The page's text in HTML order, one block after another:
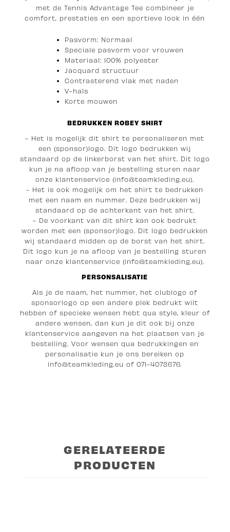
met de Tennis Advantage Tee combineer je
comfort, prestaties en een sportieve look in één
Pasvorm: Normaal
Speciale pasvorm voor vrouwen
Materiaal: 100% polyester
Jacquard structuur
Contrasterend vlak met naden
V-hals
Korte mouwen
BEDRUKKEN ROBEY SHIRT
- Het is mogelijk dit shirt te personaliseren met
een (sponsor)logo. Dit logo bedrukken wij
standaard op de linkerborst van het shirt. Dit logo
kun je na afloop van je bestelling sturen naar
onze klantenservice (info@teamkleding.eu).
- Het is ook mogelijk om het shirt te bedrukken
met een naam en nummer. Deze bedrukken wij
standaard op de achterkant van het shirt.
- De voorkant van dit shirt kan ook bedrukt
worden met een (sponsor)logo. Dit logo bedrukken
wij standaard midden op de borst van het shirt.
Dit logo kun je na afloop van je bestelling sturen
naar onze klantenservice (info@teamkleding.eu).
PERSONSALISATIE
Als je de naam, het nummer, het clublogo of
sponsorlogo op een andere plek bedrukt wilt
hebben of specieke wensen hebt qua style, kleur of
andere wensen, dan kun je dit ook bij onze
klantenservice aangeven na het plaatsen van je
bestelling. Voor wensen qua bedrukkingen en
personalisatie kun je ons bereiken op
i nfo@teamkleding.eu of 071-4078676.
GERELATEERDE
PRODUCTEN